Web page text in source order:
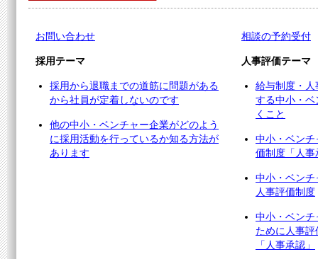
お問い合わせ
採用テーマ
採用から退職までの道筋に問題がある
から社員が定着しないのです
他の中小・ベンチャー企業がどのよう
に採用活動を行っているか知る方法が
あります
相談の予約受付
人事評価テーマ
給与制度・
する中小・
くこと
中小・ベン
価制度「人事
中小・ベン
人事評価制度
中小・ベン
ために人事
「人事承認」